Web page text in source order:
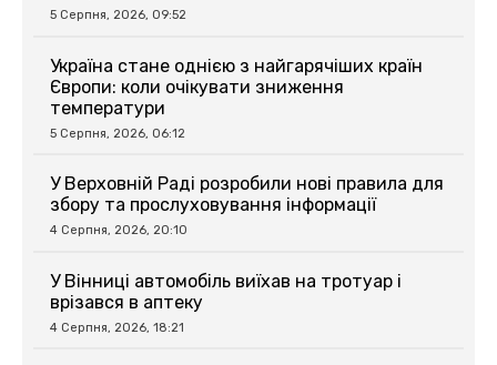
5 Серпня, 2026, 09:52
Україна стане однією з найгарячіших країн
Європи: коли очікувати зниження
температури
5 Серпня, 2026, 06:12
У Верховній Раді розробили нові правила для
збору та прослуховування інформації
4 Серпня, 2026, 20:10
У Вінниці автомобіль виїхав на тротуар і
врізався в аптеку
4 Серпня, 2026, 18:21